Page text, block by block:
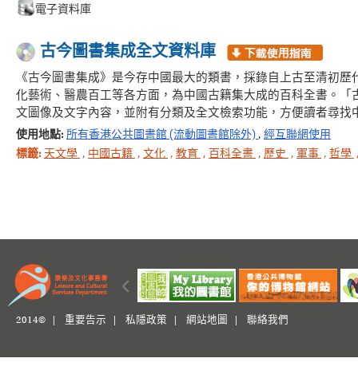
電子資料庫
古今圖書集成全文資料庫
《古今圖書集成》是今存中國最大的類書，採錄自上古至清初
化藝術、醫農百工等各方面，為中國古籍集大成的百科全書。
文圖像及文字內容，並附有分類及全文檢索功能，方便讀者尋找
使用地點: 所有香港公共圖書館 (流動圖書館除外) , 經互聯網使用
標籤: 天文學 , 中國古籍 , 文化 , 教育 , 百科全書 , 歷史 , 軍事 , 哲學
2014© | 重要告示 私隱政策 網站地圖 聯絡我們